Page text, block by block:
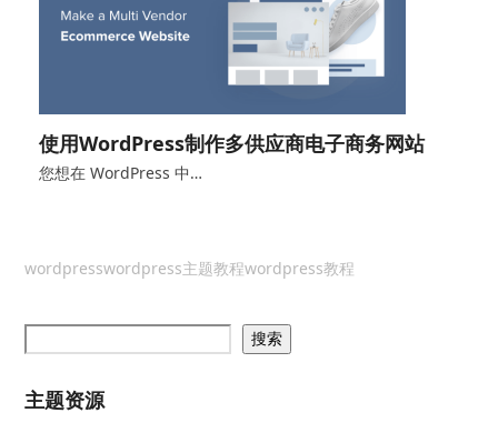
使用WordPress制作多供应商电子商务网站
您想在 WordPress 中…
wordpresswordpress主题教程wordpress教程
搜索
主题资源